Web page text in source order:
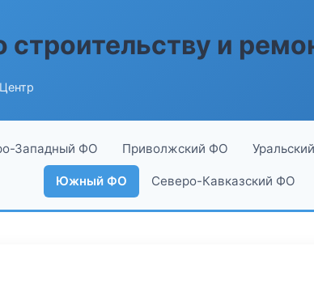
и
Западный ФО Приволжский ФО
Южный ФО Северо-Кавказский ФО